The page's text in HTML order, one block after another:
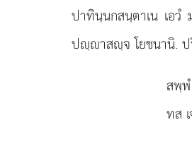
ปาทินฺนกสนฺตาเน เอ
ปฺาสฺจ โยชนานิ. ป
สพฺพํ
ทส